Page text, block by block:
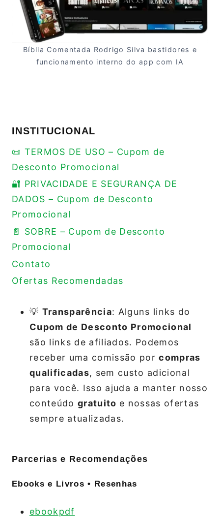
Bíblia Comentada Rodrigo Silva bastidores e
funcionamento interno do app com IA
INSTITUCIONAL
📜 TERMOS DE USO – Cupom de
Desconto Promocional
🔐 PRIVACIDADE E SEGURANÇA DE
DADOS – Cupom de Desconto
Promocional
📄 SOBRE – Cupom de Desconto
Promocional
Contato
Ofertas Recomendadas
💡 Transparência: Alguns links do
Cupom de Desconto Promocional
são links de afiliados. Podemos
receber uma comissão porcompras
qualificadas, sem custo adicional
para você. Isso ajuda a manter nosso
conteúdo gratuito e nossas ofertas
sempre atualizadas.
Parcerias e Recomendações
Ebooks e Livros • Resenhas
ebookpdf